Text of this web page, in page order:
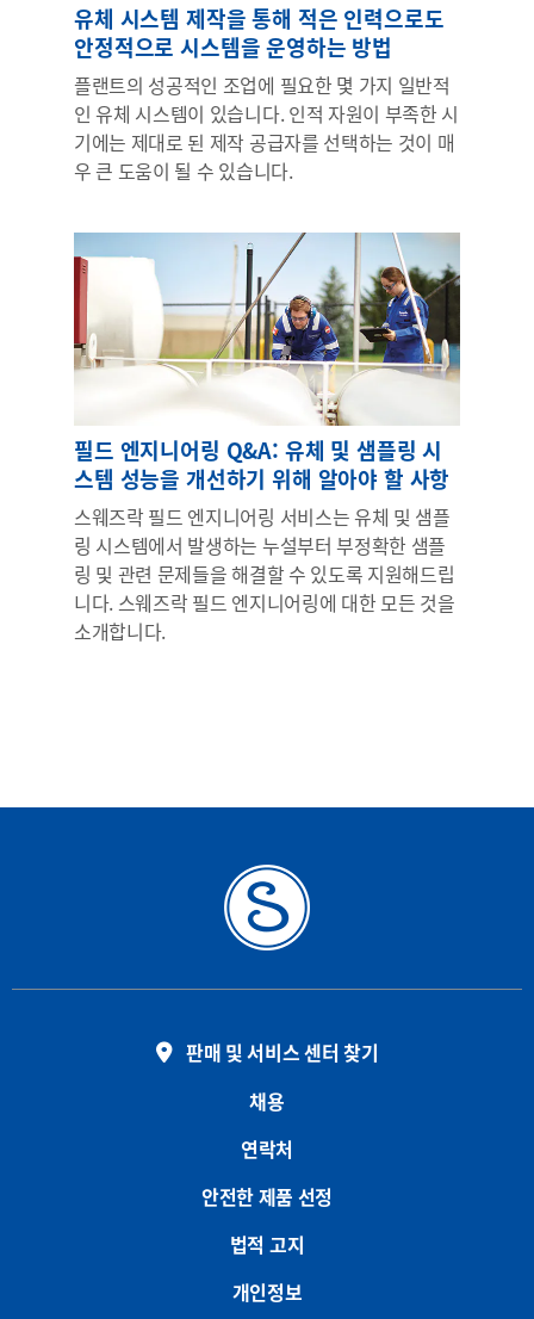
유체 시스템 제작을 통해 적은 인력으로도
안정적으로 시스템을 운영하는 방법
플랜트의 성공적인 조업에 필요한 몇 가지 일반적
인 유체 시스템이 있습니다. 인적 자원이 부족한 시
기에는 제대로 된 제작 공급자를 선택하는 것이 매
우 큰 도움이 될 수 있습니다.
필드 엔지니어링 Q&A: 유체 및 샘플링 시
스템 성능을 개선하기 위해 알아야 할 사항
스웨즈락 필드 엔지니어링 서비스는 유체 및 샘플
링 시스템에서 발생하는 누설부터 부정확한 샘플
링 및 관련 문제들을 해결할 수 있도록 지원해드립
니다. 스웨즈락 필드 엔지니어링에 대한 모든 것을
소개합니다.
판매 및 서비스 센터 찾기
채용
연락처
안전한 제품 선정
법적 고지
개인정보